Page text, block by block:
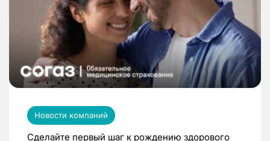
Новости компаний
Сделайте первый шаг к рождению здорового